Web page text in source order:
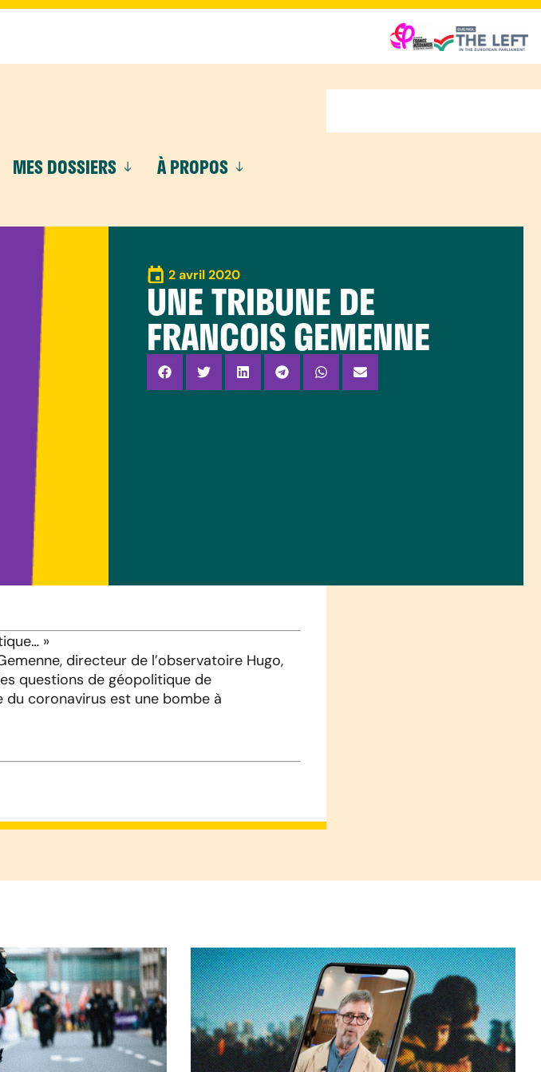
MES DOSSIERS À PROPOS
2 avril 2020
UNE TRIBUNE DE
FRANCOIS GEMENNE
»
directeur de l’observatoire Hugo,
questions de géopolitique de
du coronavirus est une bombe à